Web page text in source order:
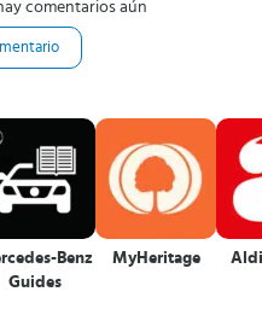
comentarios aún
Benz
Guides
MyHeritage